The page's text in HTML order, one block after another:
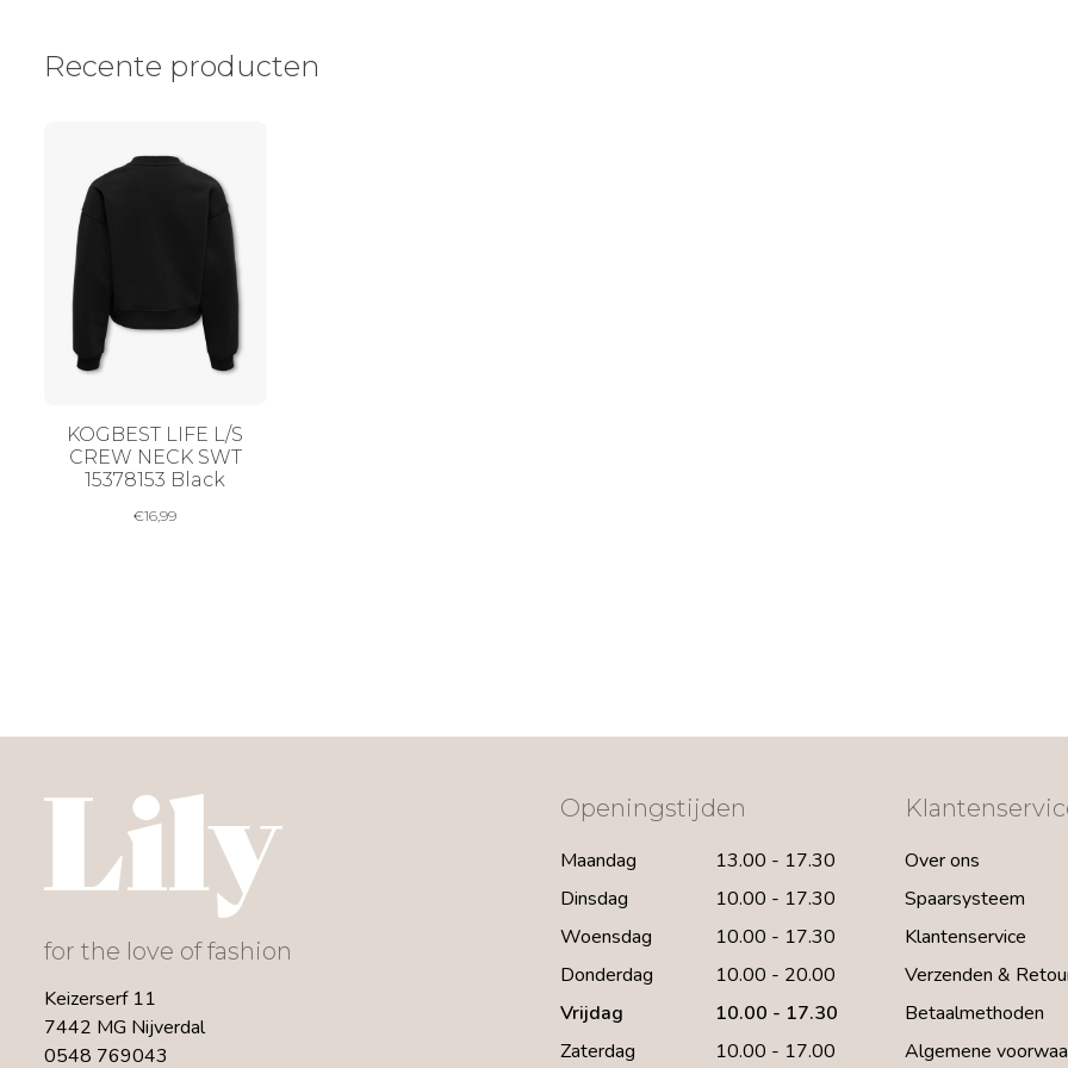
Recente producten
KOGBEST LIFE L/S
CREW NECK SWT
15378153 Black
€16,99
for the love of fashion
Keizerserf 11
7442 MG Nijverdal
0548 769043
Openingstijden
Maandag
13.00 - 17.30
Dinsdag
10.00 - 17.30
Woensdag
10.00 - 17.30
Donderdag
10.00 - 20.00
Vrijdag
10.00 - 17.30
Zaterdag
10.00 - 17.00
Over ons
Spaarsysteem
Klantenservice
Verzenden &
Betaalmethoden
Algemene